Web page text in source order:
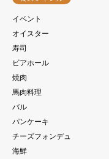
イベント
オイスター
寿司
ビアホール
焼肉
馬肉料理
バル
パンケーキ
チーズフォンデュ
海鮮